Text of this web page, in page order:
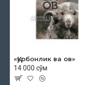
«Қурбонлик ва ов»
14 000 сўм